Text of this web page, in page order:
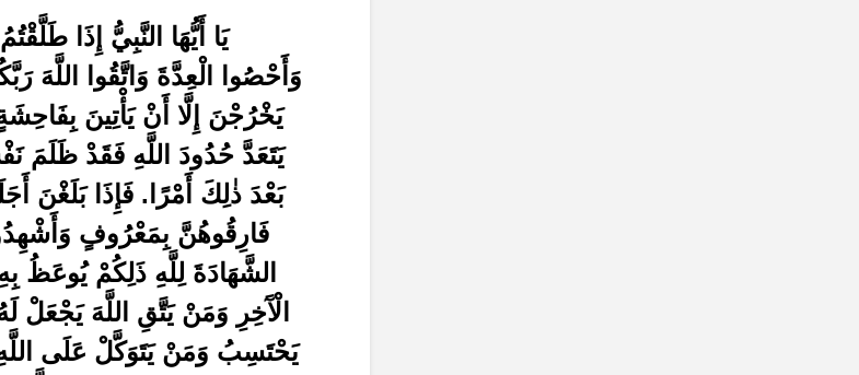
يَا أَيُّهَا النَّبِيُّ إِذَا
وَأَحْصُوا الْعِدَّةَ وَاتَّقُوا اللَّهَ
يَخْرُجْنَ إِلَّا أَنْ يَأْتِينَ
يَتَعَدَّ حُدُودَ اللَّهِ فَقَدْ ظَلَمَ
بَعْدَ ذٰلِكَ أَمْرًا. فَإِذَا بَلَغْنَ
فَارِقُوهُنَّ بِمَعْرُوفٍ
الشَّهَادَةَ لِلَّهِ ذَلِكُمْ يُوعَظُ
الْآَخِرِ وَمَنْ يَتَّقِ اللَّهَ
يَحْتَسِبُ وَمَنْ يَتَوَكَّلْ عَلَى